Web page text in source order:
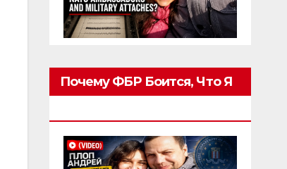
Почему ФБР Боится, Что Я